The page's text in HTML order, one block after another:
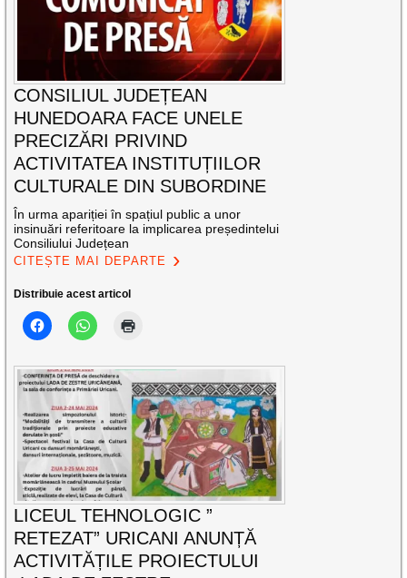
CONSILIUL JUDEȚEAN
HUNEDOARA FACE UNELE
PRECIZĂRI PRIVIND
ACTIVITATEA INSTITUȚIILOR
CULTURALE DIN SUBORDINE
În urma apariției în spațiul public a unor
insinuări referitoare la implicarea președintelui
Consiliului Județean
CITEȘTE MAI DEPARTE
Distribuie acest articol
LICEUL TEHNOLOGIC ”
RETEZAT” URICANI ANUNȚĂ
ACTIVITĂȚILE PROIECTULUI